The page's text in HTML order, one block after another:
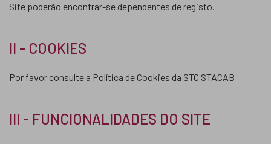
Site poderão encontrar-se dependentes de registo.
II - COOKIES
Por favor consulte a Política de Cookies da STC STACAB
III - FUNCIONALIDADES DO SITE